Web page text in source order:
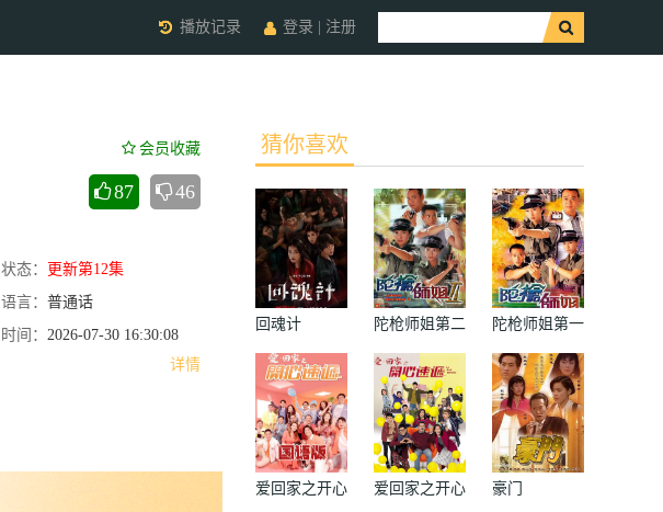
登录 注册
播放记录
会员收藏
87 46
状态：
更新第12集
语言： 普通话
时间： 2026-07-30 16:30:08
详情
猜你喜欢
回魂计
陀枪师姐第二
部国语
陀枪师姐第一
部国语
爱回家之开心
爱回家之开心
豪门